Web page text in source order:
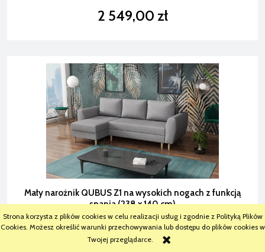
Strona korzysta z plików cookies w celu realizacji usług i zgodnie z Polityką Plików
Cookies. Możesz określić warunki przechowywania lub dostępu do plików cookies w
Twojej przeglądarce.
2 549,00 zł
Mały narożnik QUBUS Z1 na wysokich nogach z funkcją
spania (238 x 140 cm)
2 099,00 zł